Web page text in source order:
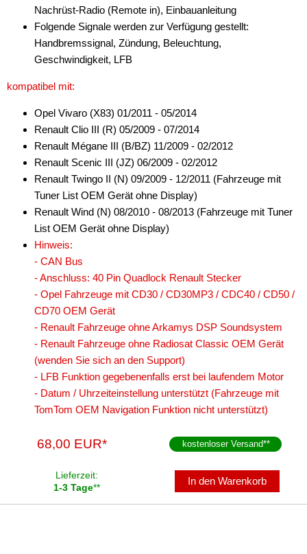
Nachrüst-Radio (Remote in), Einbauanleitung
Folgende Signale werden zur Verfügung gestellt:
Handbremssignal, Zündung, Beleuchtung,
Geschwindigkeit, LFB
kompatibel mit:
Opel Vivaro (X83) 01/2011 - 05/2014
Renault Clio III (R) 05/2009 - 07/2014
Renault Mégane III (B/BZ) 11/2009 - 02/2012
Renault Scenic III (JZ) 06/2009 - 02/2012
Renault Twingo II (N) 09/2009 - 12/2011 (Fahrzeuge mit
Tuner List OEM Gerät ohne Display)
Renault Wind (N) 08/2010 - 08/2013 (Fahrzeuge mit Tuner
List OEM Gerät ohne Display)
Hinweis:
- CAN Bus
- Anschluss: 40 Pin Quadlock Renault Stecker
- Opel Fahrzeuge mit CD30 / CD30MP3 / CDC40 / CD50 /
CD70 OEM Gerät
- Renault Fahrzeuge ohne Arkamys DSP Soundsystem
- Renault Fahrzeuge ohne Radiosat Classic OEM Gerät
(wenden Sie sich an den Support)
- LFB Funktion gegebenenfalls erst bei laufendem Motor
- Datum / Uhrzeiteinstellung unterstützt (Fahrzeuge mit
TomTom OEM Navigation Funktion nicht unterstützt)
68,00 EUR* kostenloser Versand**
Lieferzeit:
1-3 Tage**
In den Warenkorb